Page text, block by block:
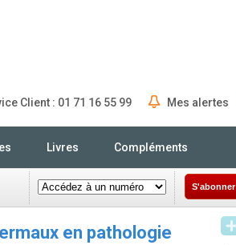
Client : 01 71 16 55 99 Mes alertes
Livres Compléments
S'abonner
en pathologie